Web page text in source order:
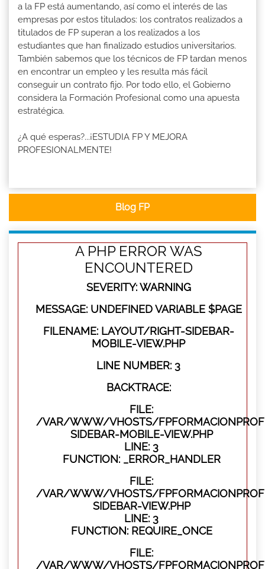
a la FP está aumentando, así como el interés de las
empresas por estos titulados: los contratos realizados a
titulados de FP superan a los realizados a los
estudiantes que han finalizado estudios universitarios.
También sabemos que los técnicos de FP tardan menos
en encontrar un empleo y les resulta más fácil
conseguir un contrato fijo. Por todo ello, el Gobierno
considera la Formación Profesional como una apuesta
estratégica.
¿A qué esperas?...¡ESTUDIA FP Y MEJORA
PROFESIONALMENTE!
Blog FP
A PHP ERROR WAS
ENCOUNTERED
SEVERITY: WARNING
MESSAGE: UNDEFINED VARIABLE $PAGE
FILENAME: LAYOUT/RIGHT-SIDEBAR-
MOBILE-VIEW.PHP
LINE NUMBER: 3
BACKTRACE:
FILE:
/VAR/WWW/VHOSTS/
SIDEBAR-MOBILE-VIEW.PHP
LINE: 3
FUNCTION: _ERROR_HANDLER
FILE:
/VAR/WWW/VHOSTS/
SIDEBAR-VIEW.PHP
LINE: 3
FUNCTION: REQUIRE_ONCE
FILE:
/VAR/WWW/VHOSTS/